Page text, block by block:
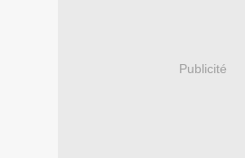
Publicité